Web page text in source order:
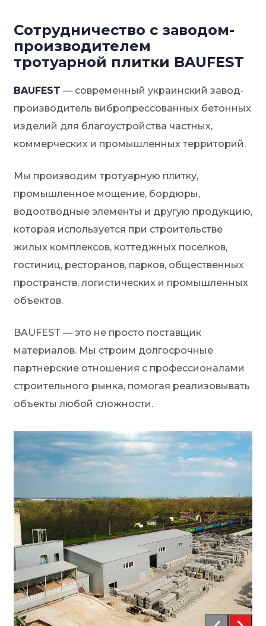
Сотрудничество с заводом-
производителем
тротуарной плитки BAUFEST
BAUFEST — современный украинский завод-
производитель вибропрессованных бетонных
изделий для благоустройства частных,
коммерческих и промышленных территорий.
Мы производим тротуарную плитку,
промышленное мощение, бордюры,
водоотводные элементы и другую продукцию,
которая используется при строительстве
жилых комплексов, коттеджных поселков,
гостиниц, ресторанов, парков, общественных
пространств, логистических и промышленных
объектов.
BAUFEST — это не просто поставщик
материалов. Мы строим долгосрочные
партнерские отношения с профессионалами
строительного рынка, помогая реализовывать
объекты любой сложности.